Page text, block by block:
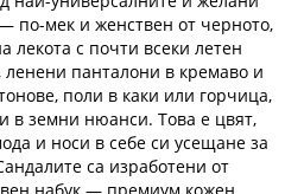
по-мек и женствен от черното,
лекота с почти всеки летен
панталони в кремаво и
поли в каки или горчица,
в земни нюанси. Това е цвят,
и носи в себе си усещане за
са изработени от